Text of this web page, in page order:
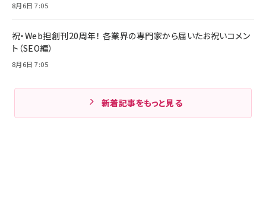
8月6日 7:05
祝・Web担創刊20周年！ 各業界の専門家から届いたお祝いコメン
ト（SEO編）
8月6日 7:05
新着記事をもっと見る